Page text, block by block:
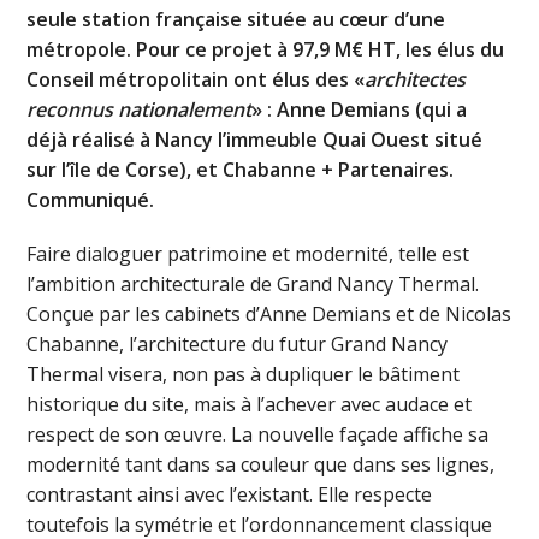
seule station française située au cœur d’une
métropole. Pour ce projet à 97,9 M€ HT, les élus du
Conseil métropolitain ont élus des «architectes
reconnus nationalement» : Anne Demians (qui a
déjà réalisé à Nancy l’immeuble Quai Ouest situé
sur l’île de Corse), et Chabanne + Partenaires.
Communiqué.
Faire dialoguer patrimoine et modernité, telle est
l’ambition architecturale de Grand Nancy Thermal.
Conçue par les cabinets d’Anne Demians et de Nicolas
Chabanne, l’architecture du futur Grand Nancy
Thermal visera, non pas à dupliquer le bâtiment
historique du site, mais à l’achever avec audace et
respect de son œuvre. La nouvelle façade affiche sa
modernité tant dans sa couleur que dans ses lignes,
contrastant ainsi avec l’existant. Elle respecte
toutefois la symétrie et l’ordonnancement classique